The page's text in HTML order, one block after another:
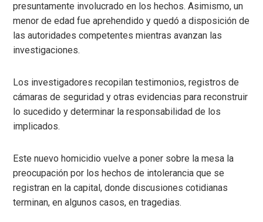
presuntamente involucrado en los hechos. Asimismo, un
menor de edad fue aprehendido y quedó a disposición de
las autoridades competentes mientras avanzan las
investigaciones.
Los investigadores recopilan testimonios, registros de
cámaras de seguridad y otras evidencias para reconstruir
lo sucedido y determinar la responsabilidad de los
implicados.
Este nuevo homicidio vuelve a poner sobre la mesa la
preocupación por los hechos de intolerancia que se
registran en la capital, donde discusiones cotidianas
terminan, en algunos casos, en tragedias.